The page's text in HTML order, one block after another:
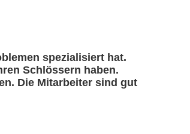
spezialisiert hat.
Schlössern haben.
Die Mitarbeiter sind gut